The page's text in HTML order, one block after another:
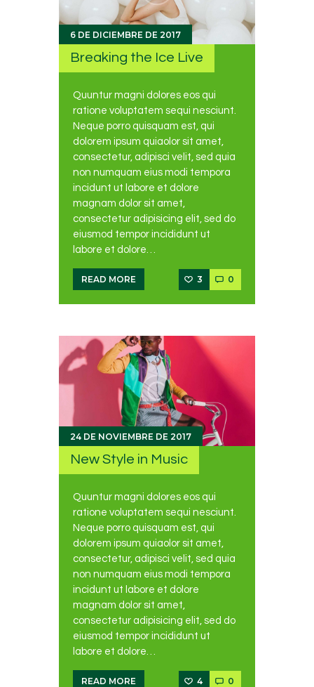
6 DE DICIEMBRE DE 2017
Breaking the Ice Live
Quuntur magni dolores eos qui
ratione voluptatem sequi nesciunt.
Neque porro quisquam est, qui
dolorem ipsum quiaolor sit amet,
consectetur, adipisci velit, sed quia
non numquam eius modi tempora
incidunt ut labore et dolore
magnam dolor sit amet,
consectetur adipisicing elit, sed do
eiusmod tempor incididunt ut
labore et dolore…
READ MORE 3 0
24 DE NOVIEMBRE DE 2017
New Style in Music
Quuntur magni dolores eos qui
ratione voluptatem sequi nesciunt.
Neque porro quisquam est, qui
dolorem ipsum quiaolor sit amet,
consectetur, adipisci velit, sed quia
non numquam eius modi tempora
incidunt ut labore et dolore
magnam dolor sit amet,
consectetur adipisicing elit, sed do
eiusmod tempor incididunt ut
labore et dolore…
READ MORE 4 0